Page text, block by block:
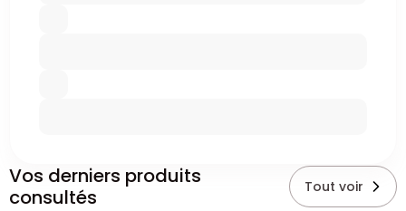
Vos derniers produits
consultés
Tout voir